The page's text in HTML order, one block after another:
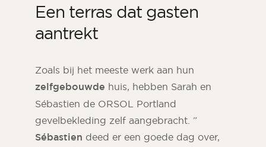
Een terras dat gasten
aantrekt
Zoals bij het meeste werk aan hun
zelfgebouwde huis, hebben Sarah en
Sébastien de ORSOL Portland
gevelbekleding zelf aangebracht. ”
Sébastien deed er een goede dag over,